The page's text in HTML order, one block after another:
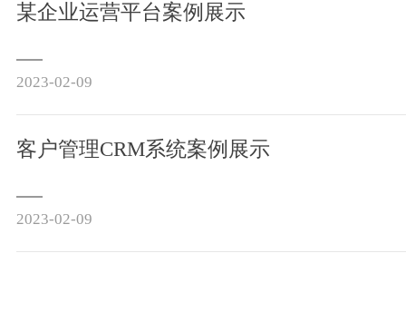
某企业运营平台案例展示
2023-02-09
客户管理CRM系统案例展示
2023-02-09